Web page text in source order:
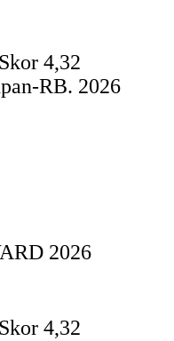
4,32
RB. 2026
2026
4,32